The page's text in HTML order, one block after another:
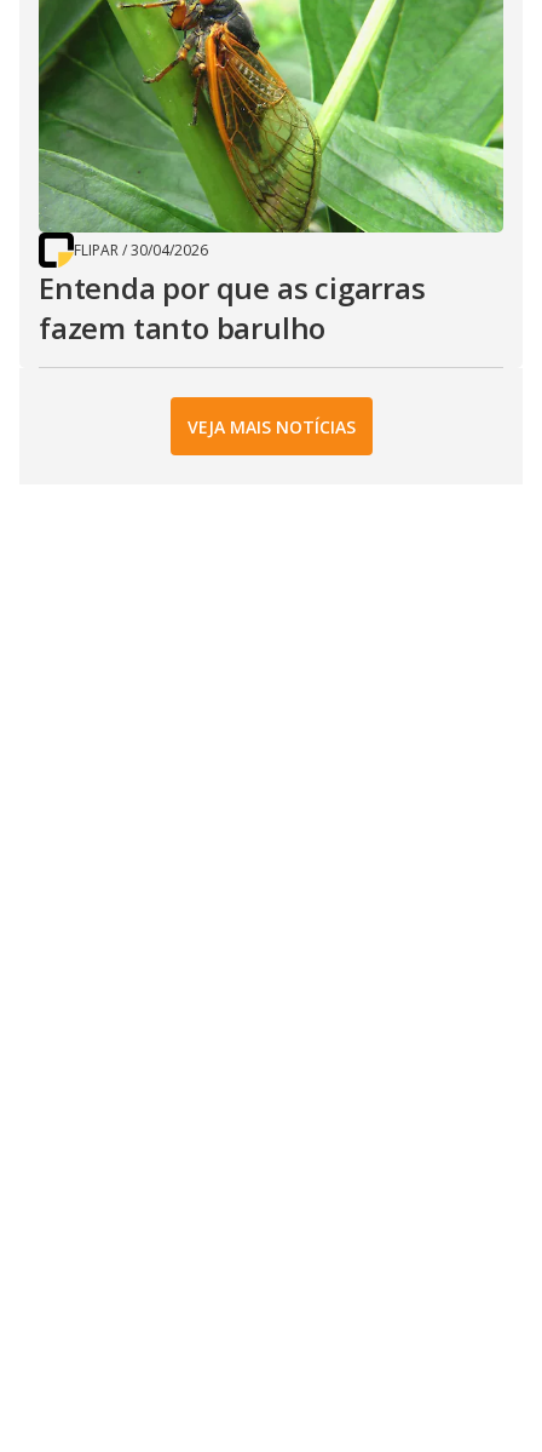
FLIPAR/30/04/2026
Entenda por que as cigarras
fazem tanto barulho
VEJA MAIS NOTÍCIAS